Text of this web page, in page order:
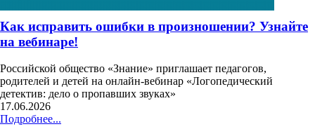
Как исправить ошибки в произношении? Узнайте
на вебинаре!
Российской общество «Знание» приглашает педагогов,
родителей и детей на онлайн-вебинар «Логопедический
детектив: дело о пропавших звуках»
17.06.2026
Подробнее...